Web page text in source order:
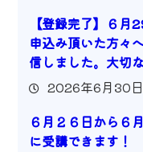
【登録完了】６
申込み頂いた方々
信しました。大切
2026年6月30日
６月２６日から６
に受講できます！